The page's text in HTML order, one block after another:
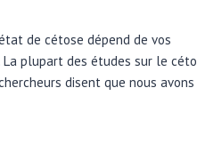
de cétose dépend de vos
plupart des études sur le céto
disent que nous avons